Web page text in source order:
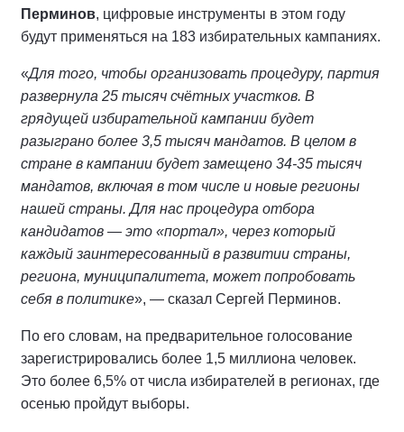
Перминов, цифровые инструменты в этом году
будут применяться на 183 избирательных кампаниях.
«Для того, чтобы организовать процедуру, партия
развернула 25 тысяч счётных участков. В
грядущей избирательной кампании будет
разыграно более 3,5 тысяч мандатов. В целом в
стране в кампании будет замещено 34-35 тысяч
мандатов, включая в том числе и новые регионы
нашей страны. Для нас процедура отбора
кандидатов — это «портал», через который
каждый заинтересованный в развитии страны,
региона, муниципалитета, может попробовать
себя в политике», — сказал Сергей Перминов.
По его словам, на предварительное голосование
зарегистрировались более 1,5 миллиона человек.
Это более 6,5% от числа избирателей в регионах, где
осенью пройдут выборы.